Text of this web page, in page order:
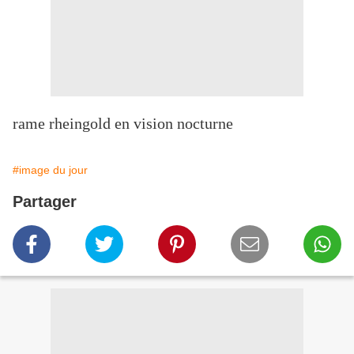
rame rheingold en vision nocturne
#image du jour
Partager